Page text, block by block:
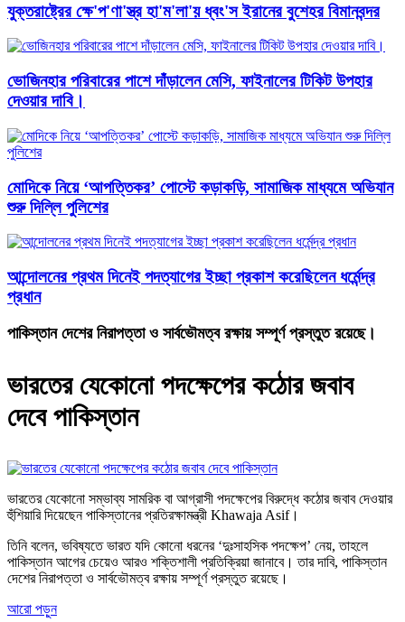
যুক্তরাষ্ট্রের ক্ষে'প'ণা'স্ত্র হা'ম'লা'য় ধ্বং'স ইরানের বুশেহর বিমানবন্দর
ভোজিনহার পরিবারের পাশে দাঁড়ালেন মেসি, ফাইনালের টিকিট উপহার
দেওয়ার দাবি।
মোদিকে নিয়ে ‘আপত্তিকর’ পোস্টে কড়াকড়ি, সামাজিক মাধ্যমে অভিযান
শুরু দিল্লি পুলিশের
আন্দোলনের প্রথম দিনেই পদত্যাগের ইচ্ছা প্রকাশ করেছিলেন ধর্মেন্দ্র
প্রধান
পাকিস্তান দেশের নিরাপত্তা ও সার্বভৌমত্ব রক্ষায় সম্পূর্ণ প্রস্তুত রয়েছে।
ভারতের যেকোনো পদক্ষেপের কঠোর জবাব
দেবে পাকিস্তান
ভারতের যেকোনো সম্ভাব্য সামরিক বা আগ্রাসী পদক্ষেপের বিরুদ্ধে কঠোর জবাব দেওয়ার
হুঁশিয়ারি দিয়েছেন পাকিস্তানের প্রতিরক্ষামন্ত্রী Khawaja Asif।
তিনি বলেন, ভবিষ্যতে ভারত যদি কোনো ধরনের ‘দুঃসাহসিক পদক্ষেপ’ নেয়, তাহলে
পাকিস্তান আগের চেয়েও আরও শক্তিশালী প্রতিক্রিয়া জানাবে। তার দাবি, পাকিস্তান
দেশের নিরাপত্তা ও সার্বভৌমত্ব রক্ষায় সম্পূর্ণ প্রস্তুত রয়েছে।
আরো পড়ুন